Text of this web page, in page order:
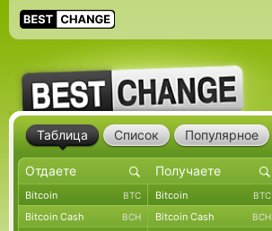
Таблица Список Популярное
Bitcoin BTC Bitcoin BTC
Bitcoin Cash BCH Bitcoin Cash BCH